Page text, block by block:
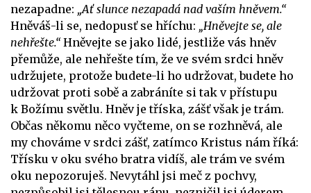
nezapadne: „Ať slunce nezapadá nad vaším hněvem.“
Hněváš-li se, nedopusť se hříchu: „Hněvejte se, ale
nehřešte.“Hněvejte se jako lidé, jestliže vás hněv
přemůže, ale nehřešte tím, že ve svém srdci hněv
udržujete, protože budete-li ho udržovat, budete ho
udržovat proti sobě a zabráníte si tak v přístupu
k Božímu světlu. Hněv je tříska, zášť však je trám.
Občas někomu něco vyčteme, on se rozhněvá, ale
my chováme v srdci zášť, zatímco Kristus nám říká:
Třísku v oku svého bratra vidíš, ale trám ve svém
oku nepozoruješ. Nevytáhl jsi meč z pochvy,